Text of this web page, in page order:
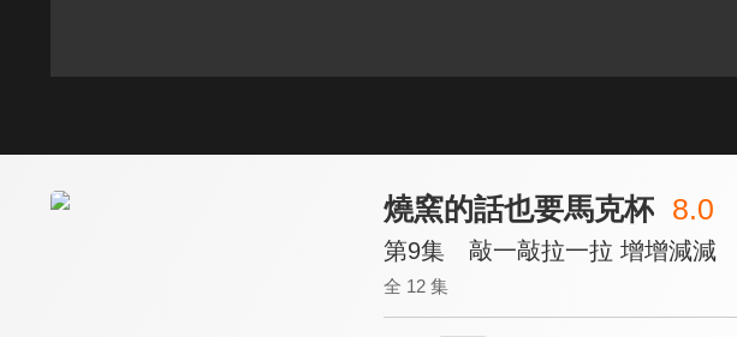
燒窯的話也要馬克杯 8.0
第9集 敲一敲拉一拉 增增減減
全 12 集